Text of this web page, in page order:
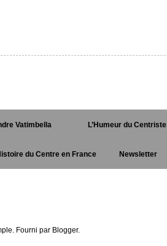
Vatimbella L’Humeur du Centriste
du Centre en France Newsletter
Fourni par Blogger.